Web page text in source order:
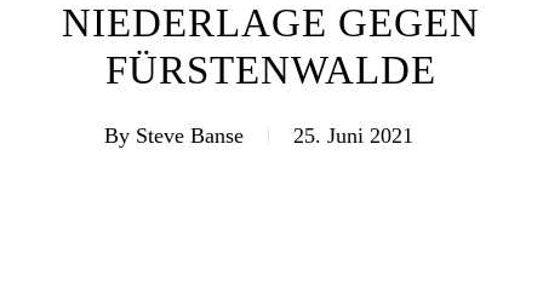
NIEDERLAGE GEGEN
FÜRSTENWALDE
By Steve Banse 25. Juni 2021